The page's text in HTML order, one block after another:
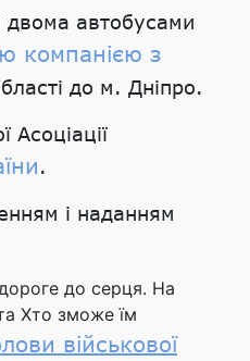
двома автобусами
компанією з
до м. Дніпро.
.
і наданням
до серця. На
Хто зможе їм
військової